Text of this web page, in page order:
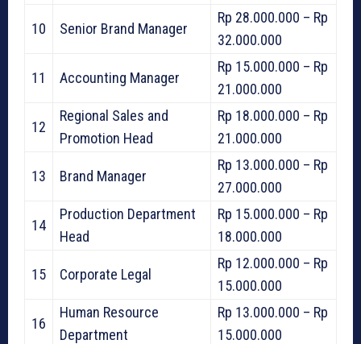
10 Senior Brand Manager
Rp 28.000.000 – Rp
32.000.000
11 Accounting Manager
Rp 15.000.000 – Rp
21.000.000
12
Regional Sales and
Promotion Head
Rp 18.000.000 – Rp
21.000.000
13 Brand Manager
Rp 13.000.000 – Rp
27.000.000
14
Production Department
Head
Rp 15.000.000 – Rp
18.000.000
15 Corporate Legal
Rp 12.000.000 – Rp
15.000.000
16
Human Resource
Department
Rp 13.000.000 – Rp
15.000.000